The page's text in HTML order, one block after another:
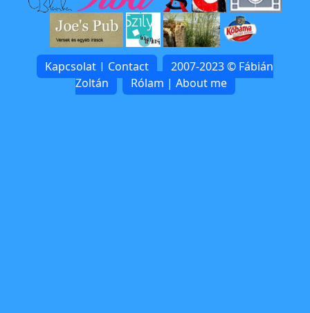
Kapcsolat | Contact
2007-2023 © Fábián
Zoltán
Rólam | About me